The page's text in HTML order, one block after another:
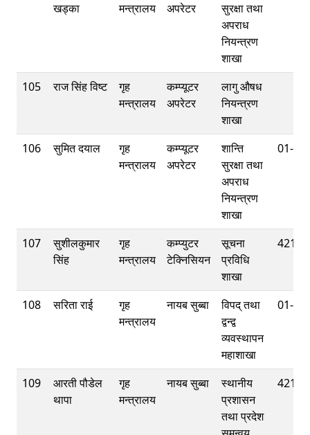
खड्का
मन्त्रालय
अपरेटर
सुरक्षा तथा
अपराध
नियन्त्रण
शाखा
105
राज सिंह विष्ट
गृह
मन्त्रालय
कम्प्यूटर
अपरेटर
लागु औषध
नियन्त्रण
शाखा
106
सुमित दयाल
गृह
मन्त्रालय
कम्प्यूटर
अपरेटर
शान्ति
सुरक्षा तथा
अपराध
नियन्त्रण
शाखा
01-
107
सुशीलकुमार
सिंह
गृह
मन्त्रालय
कम्प्युटर
टेक्निसियन
सूचना
प्रविधि
शाखा
108 सरिता राई
गृह
मन्त्रालय
नायब सुब्बा
विपद् तथा
द्वन्द्व
व्यवस्थापन
महाशाखा
01-
109
आरती पौडेल
थापा
गृह
मन्त्रालय
नायब सुब्बा
स्थानीय
प्रशासन
तथा प्रदेश